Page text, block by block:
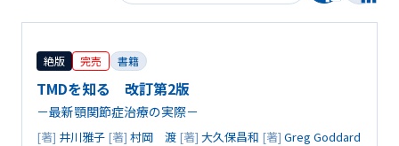
絶版 完売 書籍
TMDを知る 改訂第2版
－最新顎関節症治療の実際－
[著] 井川雅子 [著] 村岡 渡 [著] 大久保昌和 [著] Greg Goddard